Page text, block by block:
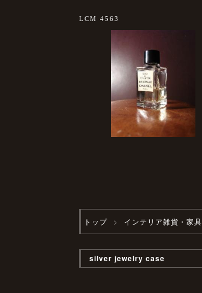
LCM 4563
トップ インテリア雑貨・家具
silver jewelry case